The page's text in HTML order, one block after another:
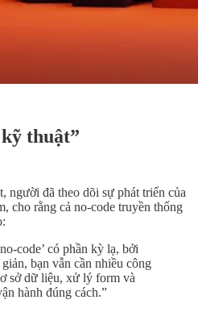
thuật”
đã theo dõi sự phát triển của
cho rằng cả no-code truyền thống
code’ có phần kỳ lạ, bởi
bạn vẫn cần nhiều công
sở dữ liệu, xử lý form và
hành đúng cách.”